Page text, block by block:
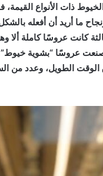
ذات الأنواع القيمة،
ما أريد أن أفعله
كانت عروسًا كاملة
عروسًا “بشوية خيوط”
الوقت الطويل، وعدد من